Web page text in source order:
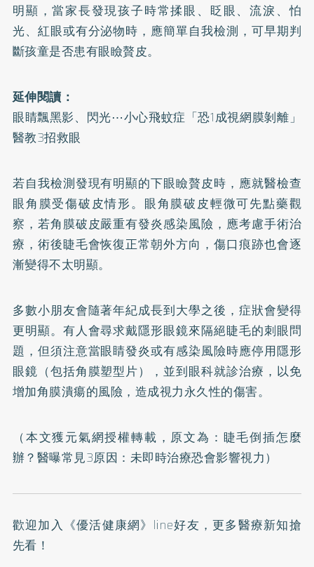
明顯，當家長發現孩子時常揉眼、眨眼、流淚、怕
光、紅眼或有分泌物時，應簡單自我檢測，可早期判
斷孩童是否患有眼瞼贅皮。
延伸閱讀：
眼睛飄黑影、閃光⋯小心飛蚊症「恐1成視網膜剝離」
醫教3招救眼
若自我檢測發現有明顯的下眼瞼贅皮時，應就醫檢查
眼角膜受傷破皮情形。眼角膜破皮輕微可先點藥觀
察，若角膜破皮嚴重有發炎感染風險，應考慮手術治
療，術後睫毛會恢復正常朝外方向，傷口痕跡也會逐
漸變得不太明顯。
多數小朋友會隨著年紀成長到大學之後，症狀會變得
更明顯。有人會尋求戴隱形眼鏡來隔絕睫毛的刺眼問
題，但須注意當眼睛發炎或有感染風險時應停用隱形
眼鏡（包括角膜塑型片），並到眼科就診治療，以免
增加角膜潰瘍的風險，造成視力永久性的傷害。
（本文獲元氣網授權轉載，原文為： 睫毛倒插怎麼
辦？醫曝常見3原因：未即時治療恐會影響視力）
歡迎加入 《優活健康網》line好友 ，更多醫療新知搶
先看！